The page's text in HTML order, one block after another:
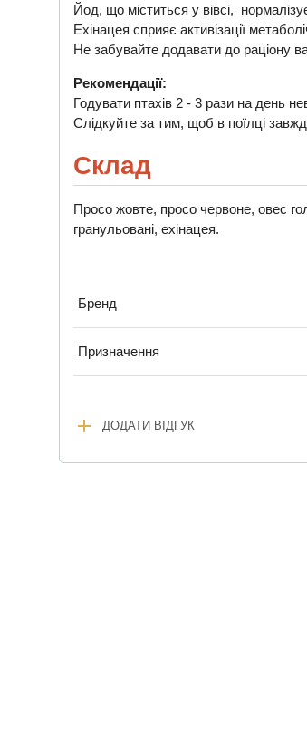
Йод, що міститься у вівсі,
Ехінацея сприяє активізації
Не забувайте додавати до раціону
Рекомендації:
Годувати птахів 2 - 3 рази на день
Слідкуйте за тим, щоб в поїлці
Склад
Просо жовте, просо червоне, овес
гранульовані, ехінацея.
Бренд
Призначення
add ДОДАТИ ВІДГУК